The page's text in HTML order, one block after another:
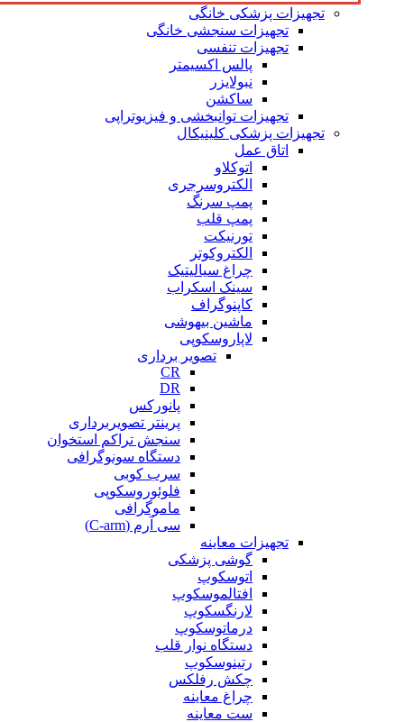
تجهیزات پزشکی خانگی
تجهیزات سنجشی خانگی
تجهیزات تنفسی
پالس اکسیمتر
نبولایزر
ساکشن
تجهیزات توانبخشی و فیزیوتراپی
تجهیزات پزشکی کلینیکال
اتاق عمل
اتوکلاو
الکتروسرجری
پمپ سرنگ
پمپ قلب
تورنیکت
الکتروکوتر
چراغ سیالیتیک
سینک اسکراب
کاپنوگراف
ماشین بیهوشی
لاپاروسکوپی
تصویر برداری
CR
DR
پانورکس
پرینتر تصویربرداری
سنجش تراکم استخوان
دستگاه سونوگرافی
سرب کوبی
فلوئوروسکوپی
ماموگرافی
سی آرم (C-arm)
تجهیزات معاینه
گوشی پزشکی
اتوسکوپ
افتالموسکوپ
لارنگسکوپ
درماتوسکوپ
دستگاه نوار قلب
رتینوسکوپ
چکش رفلکس
چراغ معاینه
ست معاینه